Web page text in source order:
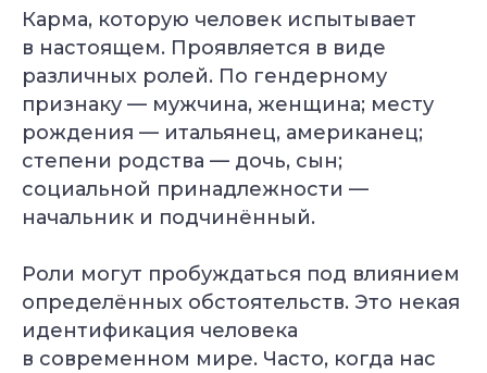
Карма, которую человек испытывает
в настоящем. Проявляется в виде
различных ролей. По гендерному
признаку — мужчина, женщина; месту
рождения — итальянец, американец;
степени родства — дочь, сын;
социальной принадлежности —
начальник и подчинённый.
Роли могут пробуждаться под влиянием
определённых обстоятельств. Это некая
идентификация человека
в современном мире. Часто, когда нас